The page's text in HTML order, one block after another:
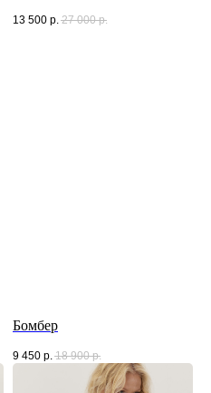
13 500 р. 27 000 р.
Бомбер
9 450 р. 18 900 р.